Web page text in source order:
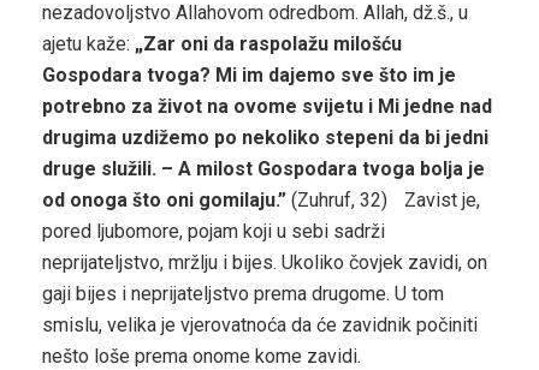
nezadovoljstvo Allahovom odredbom. Allah, dž.š., u
ajetu kaže: „Zar oni da raspolažu milošću
Gospodara tvoga? Mi im dajemo sve što im je
potrebno za život na ovome svijetu i Mi jedne nad
drugima uzdižemo po nekoliko stepeni da bi jedni
druge služili. – A milost Gospodara tvoga bolja je
od onoga što oni gomilaju.” (Zuhruf, 32) Zavist je,
pored ljubomore, pojam koji u sebi sadrži
neprijateljstvo, mržlju i bijes. Ukoliko čovjek zavidi, on
gaji bijes i neprijateljstvo prema drugome. U tom
smislu, velika je vjerovatnoća da će zavidnik počiniti
nešto loše prema onome kome zavidi.